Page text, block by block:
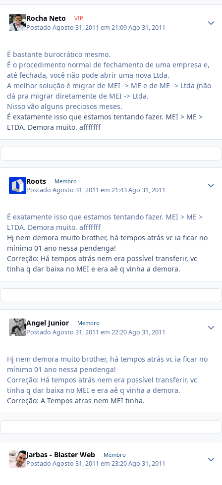
Rocha Neto VIP
PostadoAgosto 31, 2011 em 21:09Ago 31, 2011
É bastante burocrático mesmo.
É o procedimento normal de fechamento de uma empresa e,
até fechada, você não pode abrir uma nova Ltda.
A melhor solução é migrar de MEI -> ME e de ME -> Ltda (não
dá pra migrar diretamente de MEI -> Ltda.
Nisso vão alguns preciosos meses.
É exatamente isso que estamos tentando fazer. MEI > ME >
LTDA. Demora muito. afffffff
Roots Membro
PostadoAgosto 31, 2011 em 21:43Ago 31, 2011
É exatamente isso que estamos tentando fazer. MEI > ME >
LTDA. Demora muito. afffffff
Hj nem demora muito brother, há tempos atrás vc ia ficar no
mínimo 01 ano nessa pendenga!
Correção: Há tempos atrás nem era possível transferir, vc
tinha q dar baixa no MEI e era aê q vinha a demora.
Angel Junior Membro
PostadoAgosto 31, 2011 em 22:20Ago 31, 2011
Hj nem demora muito brother, há tempos atrás vc ia ficar no
mínimo 01 ano nessa pendenga!
Correção: Há tempos atrás nem era possível transferir, vc
tinha q dar baixa no MEI e era aê q vinha a demora.
Correção: A Tempos atras nem MEI tinha.
Jarbas - Blaster Web Membro
PostadoAgosto 31, 2011 em 23:20Ago 31, 2011